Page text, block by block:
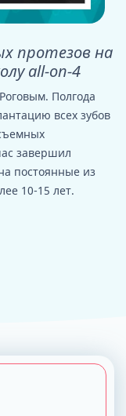
протезов на
all-on-4
Полгода
всех зубов
завершил
постоянные из
10-15 лет.